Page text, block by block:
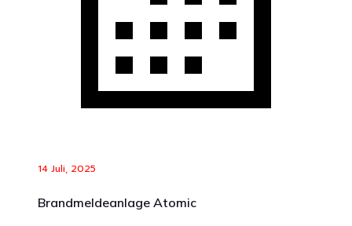
14 Juli, 2025
Brandmeldeanlage Atomic